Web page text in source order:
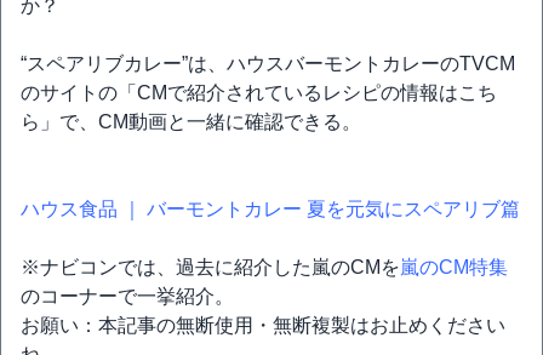
か？
“スペアリブカレー”は、ハウスバーモントカレーのTVCM
のサイトの「CMで紹介されているレシピの情報はこち
ら」で、CM動画と一緒に確認できる。
ハウス食品 ｜ バーモントカレー 夏を元気にスペアリブ篇
※ナビコンでは、過去に紹介した嵐のCMを嵐のCM特集
のコーナーで一挙紹介。
お願い：本記事の無断使用・無断複製はお止めください